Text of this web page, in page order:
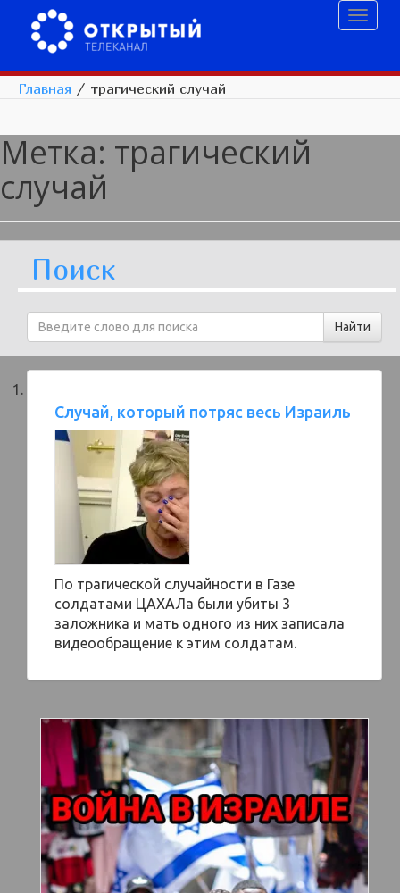
Главная / трагический случай
Метка: трагический
случай
Поиск
Случай, который потряс весь Израиль
По трагической случайности в Газе
солдатами ЦАХАЛа были убиты 3
заложника и мать одного из них записала
видеообращение к этим солдатам.